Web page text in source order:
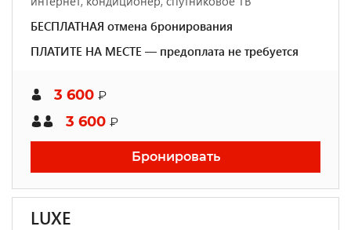
БЕСПЛАТНАЯ отмена бронирования
ПЛАТИТЕ НА МЕСТЕ — предоплата не требуется
3 600 ₽
3 600 ₽
Бронировать
LUXE